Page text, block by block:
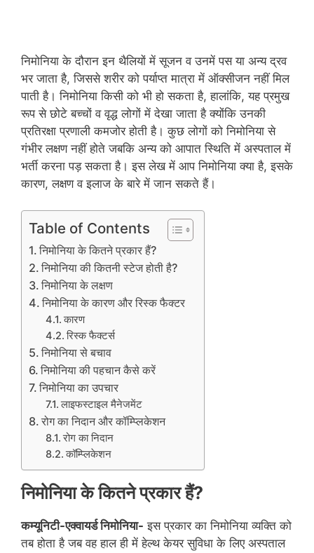
निमोनिया के दौरान इन थैलियों में सूजन व उनमें पस या अन्य द्रव
भर जाता है, जिससे शरीर को पर्याप्त मात्रा में ऑक्सीजन नहीं मिल
पाती है। निमोनिया किसी को भी हो सकता है, हालांकि, यह प्रमुख
रूप से छोटे बच्चों व वृद्ध लोगों में देखा जाता है क्योंकि उनकी
प्रतिरक्षा प्रणाली कमजोर होती है। कुछ लोगों को निमोनिया से
गंभीर लक्षण नहीं होते जबकि अन्य को आपात स्थिति में अस्पताल में
भर्ती करना पड़ सकता है। इस लेख में आप निमोनिया क्या है, इसके
कारण, लक्षण व इलाज के बारे में जान सकते हैं।
Table of Contents
निमोनिया के कितने प्रकार हैं?
निमोनिया की कितनी स्‍टेज होती है?
निमोनिया के लक्षण
निमोनिया के कारण और रिस्क फैक्टर
कारण
रिस्क फैक्टर्स
निमोनिया से बचाव
निमोनिया की पहचान कैसे करें
निमोनिया का उपचार
लाइफस्टाइल मैनेजमेंट
रोग का निदान और कॉम्प्लिकेशन
रोग का निदान
कॉम्प्लिकेशन
निमोनिया के कितने प्रकार हैं?
कम्‍यूनिटी-एक्‍वायर्ड निमोनिया- इस प्रकार का निमोनिया व्‍यक्ति को
तब होता है जब वह हाल ही में हेल्‍थ केयर सुविधा के लिए अस्‍पताल